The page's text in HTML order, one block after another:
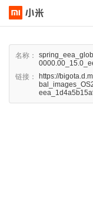
名称：
链接：
https://